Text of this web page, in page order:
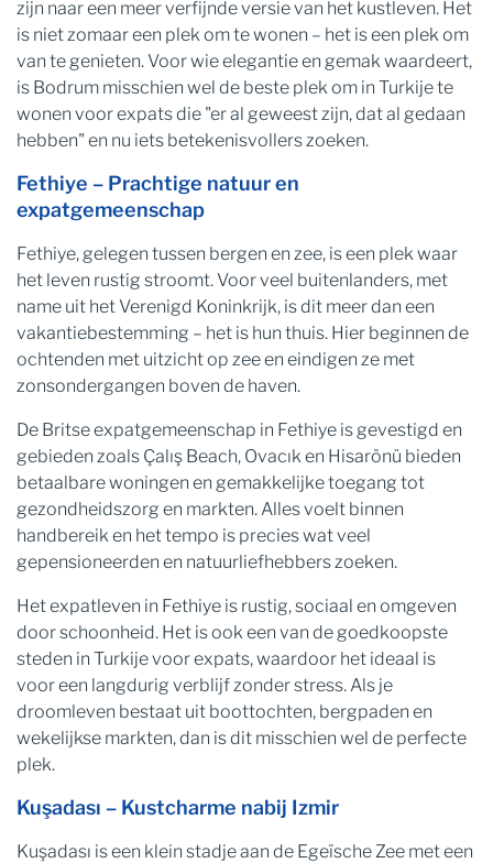
zijn naar een meer verfijnde versie van het kustleven. Het
is niet zomaar een plek om te wonen – het is een plek om
van te genieten. Voor wie elegantie en gemak waardeert,
is Bodrum misschien wel de beste plek om in Turkije te
wonen voor expats die "er al geweest zijn, dat al gedaan
hebben" en nu iets betekenisvollers zoeken.
Fethiye – Prachtige natuur en
expatgemeenschap
Fethiye, gelegen tussen bergen en zee, is een plek waar
het leven rustig stroomt. Voor veel buitenlanders, met
name uit het Verenigd Koninkrijk, is dit meer dan een
vakantiebestemming – het is hun thuis. Hier beginnen de
ochtenden met uitzicht op zee en eindigen ze met
zonsondergangen boven de haven.
De Britse expatgemeenschap in Fethiye is gevestigd en
gebieden zoals Çalış Beach, Ovacık en Hisarönü bieden
betaalbare woningen en gemakkelijke toegang tot
gezondheidszorg en markten. Alles voelt binnen
handbereik en het tempo is precies wat veel
gepensioneerden en natuurliefhebbers zoeken.
Het expatleven in Fethiye is rustig, sociaal en omgeven
door schoonheid. Het is ook een van de goedkoopste
steden in Turkije voor expats, waardoor het ideaal is
voor een langdurig verblijf zonder stress. Als je
droomleven bestaat uit boottochten, bergpaden en
wekelijkse markten, dan is dit misschien wel de perfecte
plek.
Kuşadası – Kustcharme nabij Izmir
Kuşadası is een klein stadje aan de Egeïsche Zee met een